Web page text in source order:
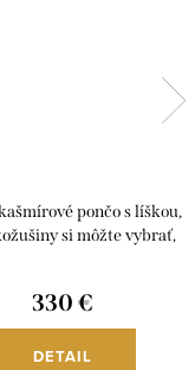
pončo s líškou,
si môžte vybrať,
330 €
DETAIL